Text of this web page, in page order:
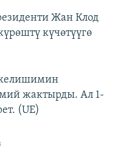
Жан Клод
күчөтүүгө
жактырды. Ал 1-
(UE)